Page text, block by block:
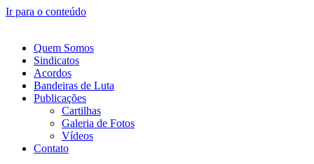
Ir para o conteúdo
Quem Somos
Sindicatos
Acordos
Bandeiras de Luta
Publicações
Cartilhas
Galeria de Fotos
Vídeos
Contato